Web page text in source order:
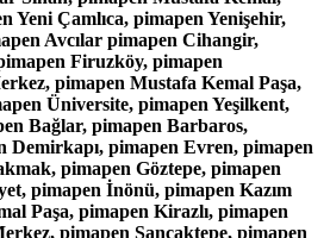
Yeni Çamlıca, pimapen Yenişehir,
Avcılar pimapen Cihangir,
Firuzköy, pimapen
pimapen Mustafa Kemal Paşa,
Üniversite, pimapen Yeşilkent,
Bağlar, pimapen Barbaros,
Demirkapı, pimapen Evren, pimapen
pimapen Göztepe, pimapen
pimapen İnönü, pimapen Kazım
Paşa, pimapen Kirazlı, pimapen
pimapen Sancaktepe, pimapen